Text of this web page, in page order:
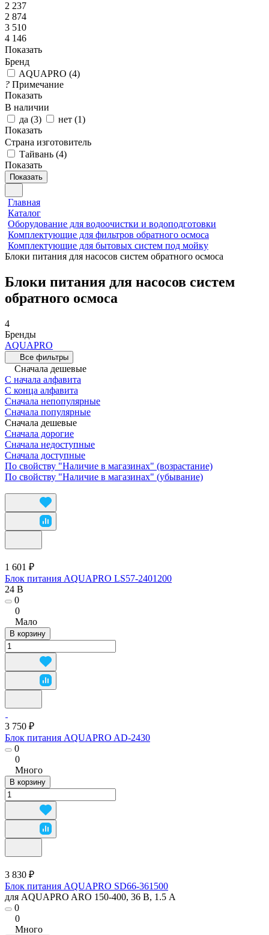
2 237
2 874
3 510
4 146
Показать
Бренд
AQUAPRO (4)
? Примечание
Показать
В наличии
да (3) нет (1)
Показать
Страна изготовитель
Тайвань (4)
Показать
Показать
Главная
Каталог
Оборудование для водоочистки и водоподготовки
Комплектующие для фильтров обратного осмоса
Комплектующие для бытовых систем под мойку
Блоки питания для насосов систем обратного осмоса
Блоки питания для насосов систем
обратного осмоса
4
Бренды
AQUAPRO
Все фильтры
Сначала дешевые
С начала алфавита
С конца алфавита
Сначала непопулярные
Сначала популярные
Сначала дешевые
Сначала дорогие
Сначала недоступные
Сначала доступные
По свойству "Наличие в магазинах" (возрастание)
По свойству "Наличие в магазинах" (убывание)
1 601 ₽
Блок питания AQUAPRO LS57-2401200
24 В
0
0
Мало
В корзину
3 750 ₽
Блок питания AQUAPRO AD-2430
0
0
Много
В корзину
3 830 ₽
Блок питания AQUAPRO SD66-361500
для AQUAPRO ARO 150-400, 36 В, 1.5 А
0
0
Много